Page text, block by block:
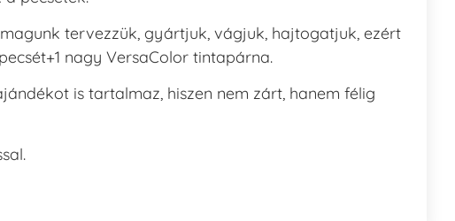
tervezzük, gyártjuk, vágjuk, hajtogatjuk, ezért
nagy VersaColor tintapárna.
is tartalmaz, hiszen nem zárt, hanem félig